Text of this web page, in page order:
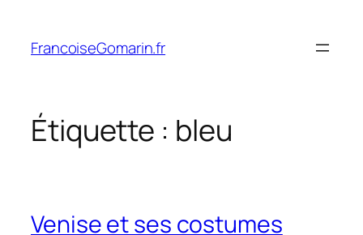
contenu
FrancoiseGomarin.fr
Étiquette : bleu
Venise et ses costumes